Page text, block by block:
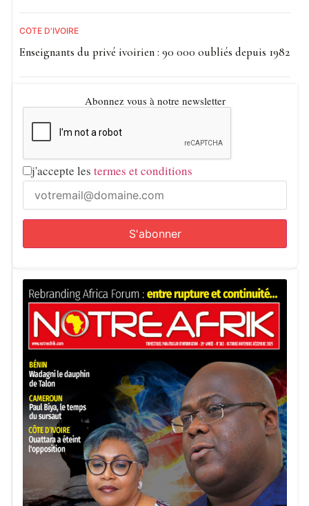
CÔTE D'IVOIRE
Enseignants du privé ivoirien : 90 000 oubliés depuis 1982
Abonnez vous à notre newsletter
j'accepte les termes et conditions